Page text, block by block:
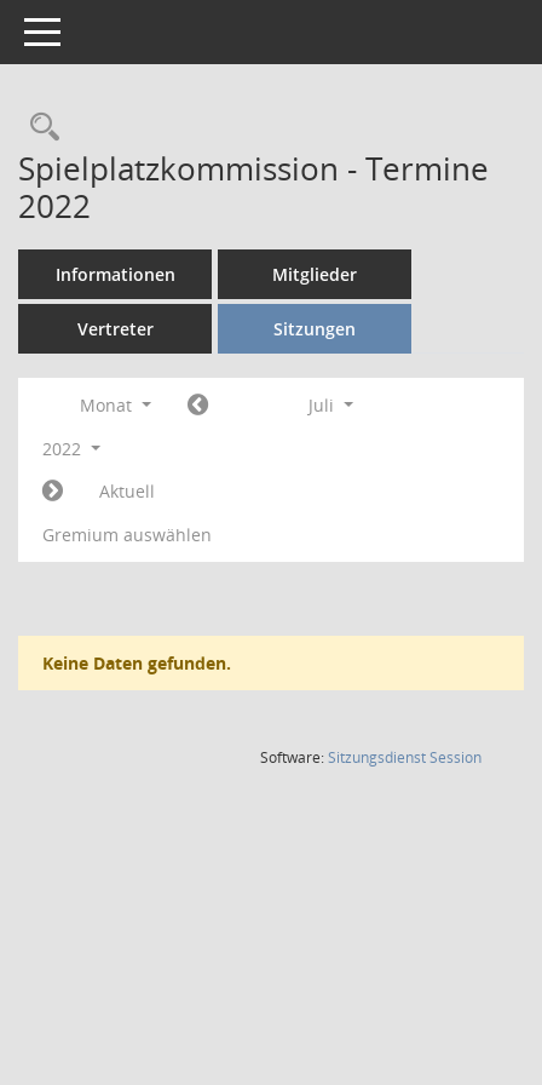
Toggle navigation
Rechercheauswahl
Spielplatzkommission - Termine
2022
Informationen Mitglieder
Vertreter Sitzungen
Monat
Juli
2022
Aktuell
Gremium auswählen
Keine Daten gefunden.
Software:SitzungsdienstSession(Wird in